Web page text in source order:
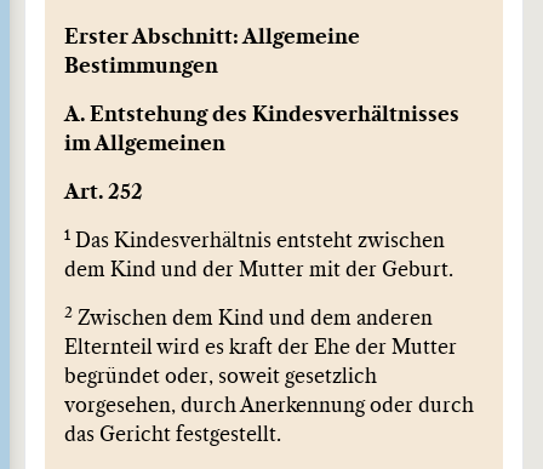
Erster Abschnitt: Allgemeine
Bestimmungen
A. Entstehung des Kindesverhältnisses
im Allgemeinen
Art. 252
1
Das Kindesverhältnis entsteht zwischen
dem Kind und der Mutter mit der Geburt.
2 Zwischen dem Kind und dem anderen
Elternteil wird es kraft der Ehe der Mutter
begründet oder, soweit gesetzlich
vorgesehen, durch Anerkennung oder durch
das Gericht festgestellt.